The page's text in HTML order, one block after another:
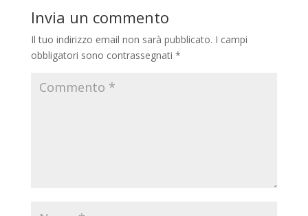
Invia un commento
Il tuo indirizzo email non sarà pubblicato. I campi
obbligatori sono contrassegnati *